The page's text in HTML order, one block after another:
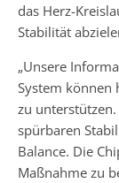
das Herz-
Stabilität
„Unsere
System können
zu
spürbaren
Balance. Die
Maßnahme zu